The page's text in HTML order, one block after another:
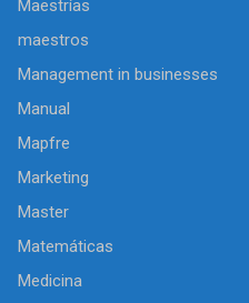
Maestrías
maestros
Management in businesses
Manual
Mapfre
Marketing
Master
Matemáticas
Medicina